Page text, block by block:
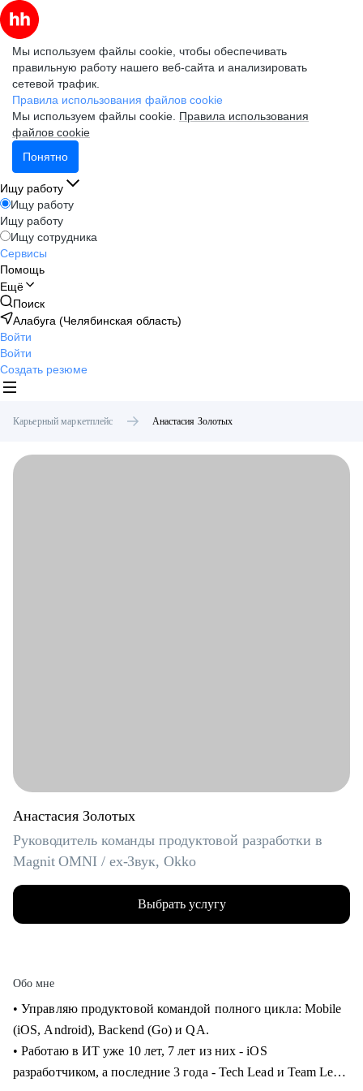
Мы используем файлы cookie, чтобы обеспечивать
правильную работу нашего веб-сайта и анализировать
сетевой трафик.
Правила использования файлов cookie
Мы используем файлы cookie. Правила использования
файлов cookie
Понятно
Ищу работу
Ищу работу
Ищу работу
Ищу сотрудника
Сервисы
Помощь
Ещё
Поиск
Алабуга (Челябинская область)
Войти
Войти
Создать резюме
Карьерный маркетплейс Анастасия Золотых
Анастасия Золотых
Руководитель команды продуктовой разработки в
Magnit OMNI / ex-Звук, Okko
Выбрать услугу
Обо мне
• Управляю продуктовой командой полного цикла: Mobile
(iOS, Android), Backend (Go) и QA.
• Работаю в ИТ уже 10 лет, 7 лет из них - iOS
разработчиком, а последние 3 года - Tech Lead и Team Lead.